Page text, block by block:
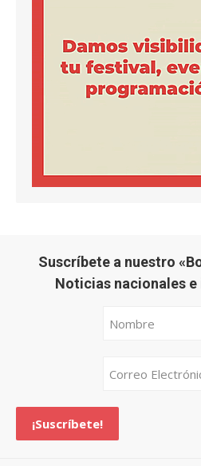
Suscríbete a nuestro
Noticias nacionales